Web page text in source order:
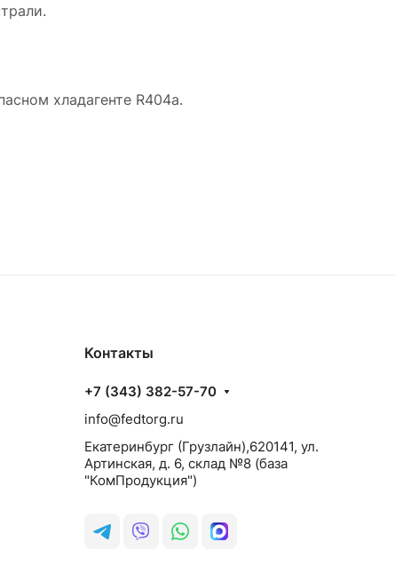
хладагенте R404a.
Контакты
+7 (343) 382-57-70
info@fedtorg.ru
Екатеринбург (Грузлайн),620141, ул.
Артинская, д. 6, склад №8 (база
"КомПродукция")